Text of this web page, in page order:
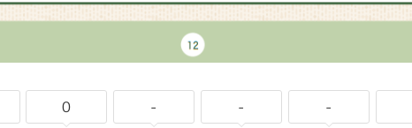
0 - - -